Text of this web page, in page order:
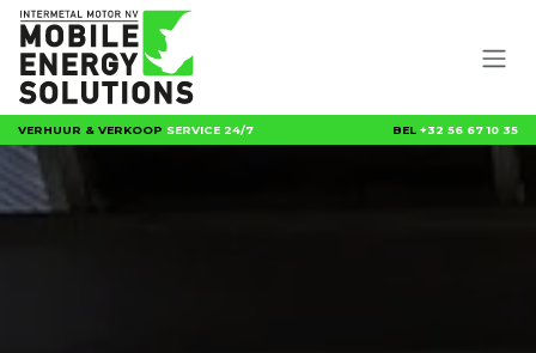
Overslaan naar inhoud
VERHUUR & VERKOOP SERVICE 24/7 BEL +32 56 67 10 35